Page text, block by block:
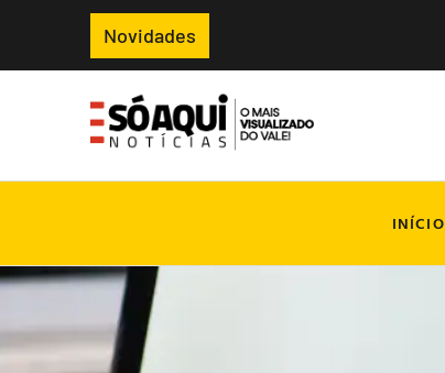
Novidades
INÍCIO